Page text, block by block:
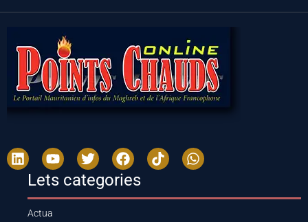
Lets categories
Actua